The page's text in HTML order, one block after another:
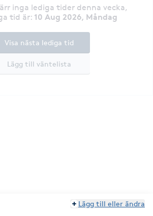
inga lediga tider denna vecka,
tid är: 10 Aug 2026, Måndag
Lägg till väntelista
Visa nästa lediga tid
Lägg till eller ändra